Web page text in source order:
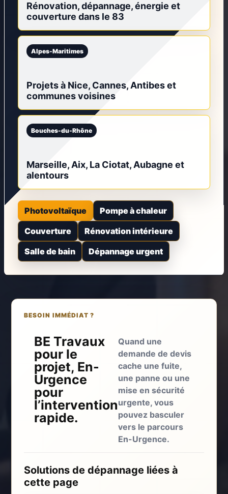
Rénovation, dépannage, énergie et
couverture dans le 83
Alpes-Maritimes
Projets à Nice, Cannes, Antibes et
communes voisines
Bouches-du-Rhône
Marseille, Aix, La Ciotat, Aubagne et
alentours
Photovoltaïque
Pompe à chaleur
Couverture
Rénovation intérieure
Salle de bain
Dépannage urgent
BESOIN IMMÉDIAT ?
BE Travaux
pour le
projet, En-
Urgence
pour
l’intervention
rapide.
Quand une
demande de devis
cache une fuite,
une panne ou une
mise en sécurité
urgente, vous
pouvez basculer
vers le parcours
En-Urgence.
Solutions de dépannage liées à
cette page